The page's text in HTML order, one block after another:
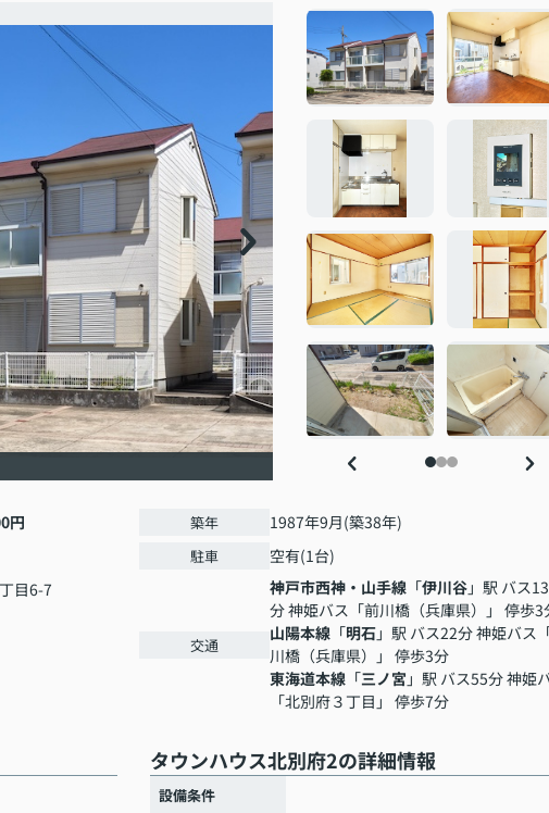
円
目6-7
築年 1987年9月(築38年)
駐車 空有(1台)
交通
神戸市西神・山手線 「伊川谷」駅 バス13
分 神姫バス「前川橋（兵庫県）」 停歩3
山陽本線 「明石」駅 バス22分 神姫バス
川橋（兵庫県）」 停歩3分
東海道本線 「三ノ宮 」駅 バス55分 神姫
「北別府３丁目」 停歩7分
タウンハウス北別府2の詳細情報
設備条件